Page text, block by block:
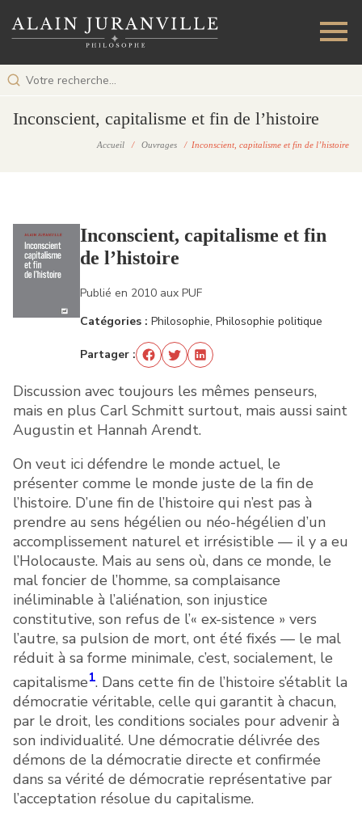
Inconscient, capitalisme et fin de l’histoire
Accueil / Ouvrages / Inconscient, capitalisme et fin de l’histoire
Inconscient, capitalisme et fin
de l’histoire
Publié en 2010 aux PUF
Catégories :Philosophie, Philosophie politique
Partager :
Discussion avec toujours les mêmes penseurs,
mais en plus Carl Schmitt surtout, mais aussi saint
Augustin et Hannah Arendt.
On veut ici défendre le monde actuel, le
présenter comme le monde juste de la fin de
l’histoire. D’une fin de l’histoire qui n’est pas à
prendre au sens hégélien ou néo-hégélien d’un
accomplissement naturel et irrésistible — il y a eu
l’Holocauste. Mais au sens où, dans ce monde, le
mal foncier de l’homme, sa complaisance
inéliminable à l’aliénation, son injustice
constitutive, son refus de l’« ex-sistence » vers
l’autre, sa pulsion de mort, ont été fixés — le mal
réduit à sa forme minimale, c’est, socialement, le
capitalisme1. Dans cette fin de l’histoire s’établit la
démocratie véritable, celle qui garantit à chacun,
par le droit, les conditions sociales pour advenir à
son individualité. Une démocratie délivrée des
démons de la démocratie directe et confirmée
dans sa vérité de démocratie représentative par
l’acceptation résolue du capitalisme.